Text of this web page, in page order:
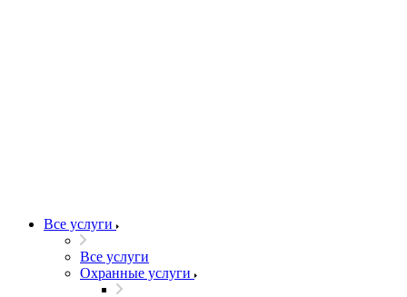
Все услуги
Все услуги
Охранные услуги